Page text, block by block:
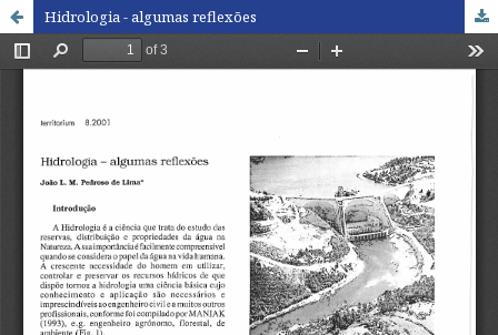
Hidrologia - algumas reflexões